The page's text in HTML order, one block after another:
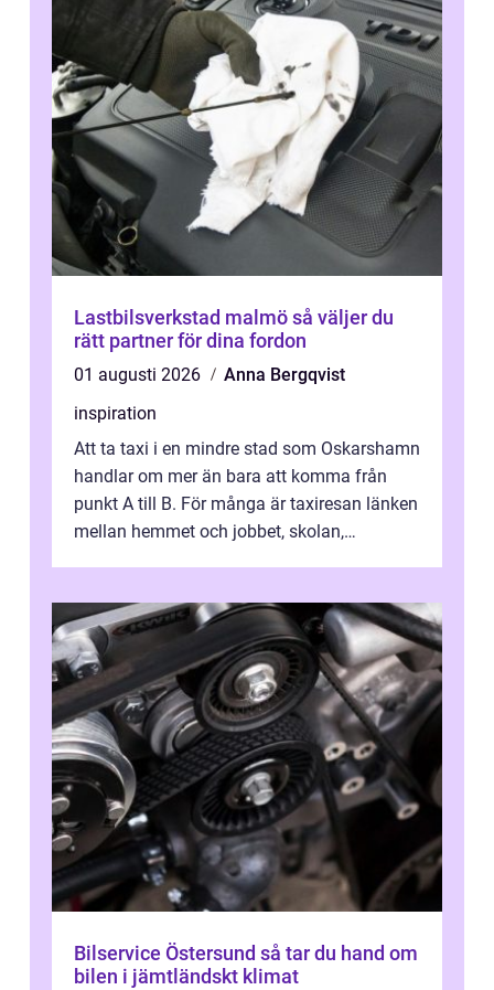
Lastbilsverkstad malmö så väljer du
rätt partner för dina fordon
01 augusti 2026
Anna Bergqvist
inspiration
Att ta taxi i en mindre stad som Oskarshamn
handlar om mer än bara att komma från
punkt A till B. För många är taxiresan länken
mellan hemmet och jobbet, skolan,
Bilservice Östersund så tar du hand om
bilen i jämtländskt klimat